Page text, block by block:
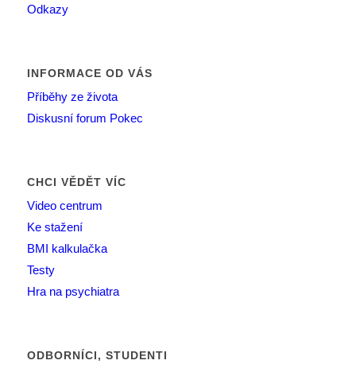
Odkazy
INFORMACE OD VÁS
Příběhy ze života
Diskusní forum Pokec
CHCI VĚDĚT VÍC
Video centrum
Ke stažení
BMI kalkulačka
Testy
Hra na psychiatra
ODBORNÍCI, STUDENTI